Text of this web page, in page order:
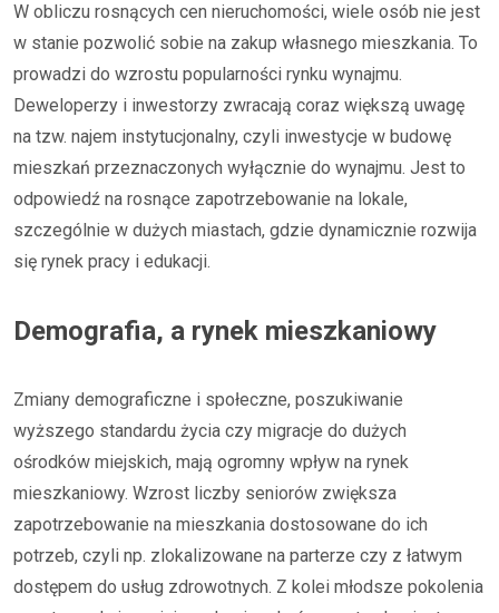
W obliczu rosnących cen nieruchomości, wiele osób nie jest
w stanie pozwolić sobie na zakup własnego mieszkania. To
prowadzi do wzrostu popularności rynku wynajmu.
Deweloperzy i inwestorzy zwracają coraz większą uwagę
na tzw. najem instytucjonalny, czyli inwestycje w budowę
mieszkań przeznaczonych wyłącznie do wynajmu. Jest to
odpowiedź na rosnące zapotrzebowanie na lokale,
szczególnie w dużych miastach, gdzie dynamicznie rozwija
się rynek pracy i edukacji.
Demografia, a rynek mieszkaniowy
Zmiany demograficzne i społeczne, poszukiwanie
wyższego standardu życia czy migracje do dużych
ośrodków miejskich, mają ogromny wpływ na rynek
mieszkaniowy. Wzrost liczby seniorów zwiększa
zapotrzebowanie na mieszkania dostosowane do ich
potrzeb, czyli np. zlokalizowane na parterze czy z łatwym
dostępem do usług zdrowotnych. Z kolei młodsze pokolenia